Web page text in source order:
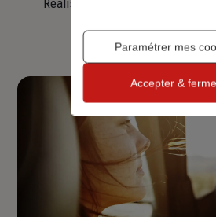
Paramétrer mes
Accepter &